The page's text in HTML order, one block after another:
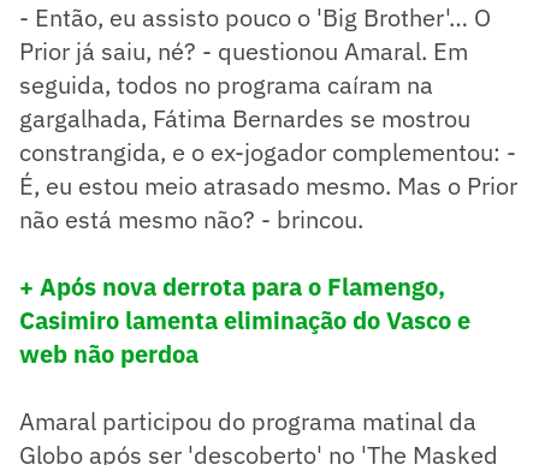
- Então, eu assisto pouco o 'Big Brother'… O
Prior já saiu, né? - questionou Amaral. Em
seguida, todos no programa caíram na
gargalhada, Fátima Bernardes se mostrou
constrangida, e o ex-jogador complementou: -
É, eu estou meio atrasado mesmo. Mas o Prior
não está mesmo não? - brincou.
+ Após nova derrota para o Flamengo,
Casimiro lamenta eliminação do Vasco e
web não perdoa
Amaral participou do programa matinal da
Globo após ser 'descoberto' no 'The Masked